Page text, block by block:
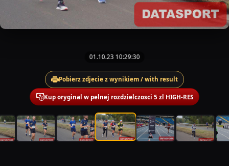
01.10.23 10:29:30
Pobierz zdjecie z wynikiem / with result
Kup oryginal w pelnej rozdzielczosci 5 zl HIGH-RES